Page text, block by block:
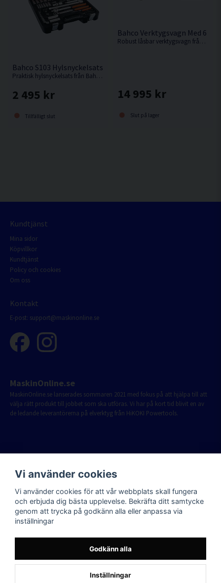
Bahco S103 Hylsnyckelsats 1/4" & 1/2" 103 delar
Praktisk hylsnyckelsats från Bahco med hela 103 delar. Levereras i en slagtålig väska.
2 495 kr
Tillfälligt slut
Bahco Verktygsvagn Med 6
Robust låsbar verktygsvagn från Bahco med 216 verktyg.
14 995 kr
Slut på lager
Kundtjänst
Mina sidor
Köpvillkor
Kundtjänst
Policy och cookies
Om oss
Kontakt
E-post: support@maskinonline.se
MaskinOnline.se
MaskinOnline.se lanserades sommaren 2021 med fokus på att hjälpa till att
välja rätt produkt till jobbet som ska utföras. Vi har på kort tid blivit en av
de ledande leverantörerna på elverktyg från HiKOKI Powertools.
Powered by Nyehandel AB
Vi använder cookies
Vi använder cookies för att vår webbplats skall fungera
och erbjuda dig bästa upplevelse. Bekräfta ditt samtycke
genom att trycka på godkänn alla eller anpassa via
inställningar
Godkänn alla
Inställningar